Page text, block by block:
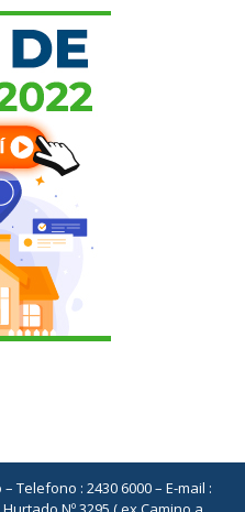
Telefono : 2430 6000 – E-mail :